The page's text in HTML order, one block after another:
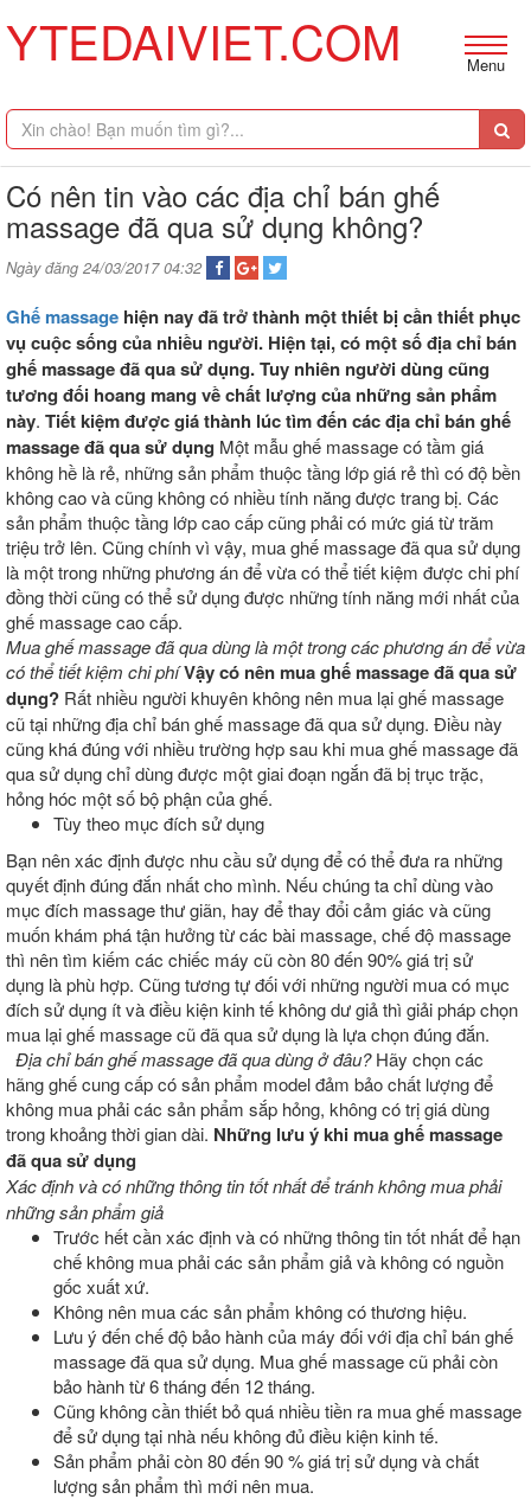
YTEDAIVIET.COM Menu
Có nên tin vào các địa chỉ bán ghế
massage đã qua sử dụng không?
Ngày đăng 24/03/2017 04:32
Ghế massage hiện nay đã trở thành một thiết bị cần thiết phục
vụ cuộc sống của nhiều người. Hiện tại, có một số địa chỉ bán
ghế massage đã qua sử dụng. Tuy nhiên người dùng cũng
tương đối hoang mang về chất lượng của những sản phẩm
này. Tiết kiệm được giá thành lúc tìm đến các địa chỉ bán ghế
massage đã qua sử dụng Một mẫu ghế massage có tầm giá
không hề là rẻ, những sản phẩm thuộc tầng lớp giá rẻ thì có độ bền
không cao và cũng không có nhiều tính năng được trang bị. Các
sản phẩm thuộc tầng lớp cao cấp cũng phải có mức giá từ trăm
triệu trở lên. Cũng chính vì vậy, mua ghế massage đã qua sử dụng
là một trong những phương án để vừa có thể tiết kiệm được chi phí
đồng thời cũng có thể sử dụng được những tính năng mới nhất của
ghế massage cao cấp.
Mua ghế massage đã qua dùng là một trong các phương án để vừa
có thể tiết kiệm chi phíVậy có nên mua ghế massage đã qua sử
dụng? Rất nhiều người khuyên không nên mua lại ghế massage
cũ tại những địa chỉ bán ghế massage đã qua sử dụng. Điều này
cũng khá đúng với nhiều trường hợp sau khi mua ghế massage đã
qua sử dụng chỉ dùng được một giai đoạn ngắn đã bị trục trặc,
hỏng hóc một số bộ phận của ghế.
Tùy theo mục đích sử dụng
Bạn nên xác định được nhu cầu sử dụng để có thể đưa ra những
quyết định đúng đắn nhất cho mình. Nếu chúng ta chỉ dùng vào
mục đích massage thư giãn, hay để thay đổi cảm giác và cũng
muốn khám phá tận hưởng từ các bài massage, chế độ massage
thì nên tìm kiếm các chiếc máy cũ còn 80 đến 90% giá trị sử
dụng là phù hợp. Cũng tương tự đối với những người mua có mục
đích sử dụng ít và điều kiện kinh tế không dư giả thì giải pháp chọn
mua lại ghế massage cũ đã qua sử dụng là lựa chọn đúng đắn.
Địa chỉ bán ghế massage đã qua dùng ở đâu?Hãy chọn các
hãng ghế cung cấp có sản phẩm model đảm bảo chất lượng để
không mua phải các sản phẩm sắp hỏng, không có trị giá dùng
trong khoảng thời gian dài. Những lưu ý khi mua ghế massage
đã qua sử dụng
Xác định và có những thông tin tốt nhất để tránh không mua phải
những sản phẩm giả
Trước hết cần xác định và có những thông tin tốt nhất để hạn
chế không mua phải các sản phẩm giả và không có nguồn
gốc xuất xứ.
Không nên mua các sản phẩm không có thương hiệu.
Lưu ý đến chế độ bảo hành của máy đối với địa chỉ bán ghế
massage đã qua sử dụng. Mua ghế massage cũ phải còn
bảo hành từ 6 tháng đến 12 tháng.
Cũng không cần thiết bỏ quá nhiều tiền ra mua ghế massage
để sử dụng tại nhà nếu không đủ điều kiện kinh tế.
Sản phẩm phải còn 80 đến 90 % giá trị sử dụng và chất
lượng sản phẩm thì mới nên mua.